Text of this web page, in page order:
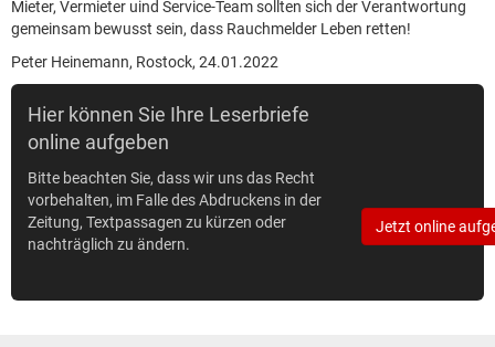
Mieter, Vermieter uind Service-Team sollten sich der Verantwortung
gemeinsam bewusst sein, dass Rauchmelder Leben retten!
Peter Heinemann, Rostock, 24.01.2022
Hier können Sie Ihre Leserbriefe
online aufgeben
Bitte beachten Sie, dass wir uns das Recht
vorbehalten, im Falle des Abdruckens in der
Zeitung, Textpassagen zu kürzen oder
nachträglich zu ändern.
Jetzt online